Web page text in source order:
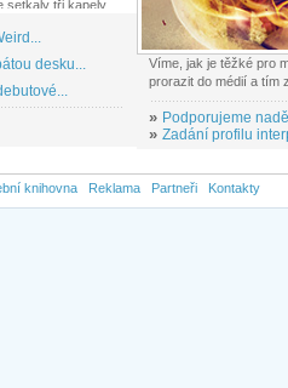
tři kapely...
desku...
Víme, jak je těžké pro
prorazit do médií a tím
» Podporujeme
» Zadání profilu
knihovna Reklama Partneři Kontakty